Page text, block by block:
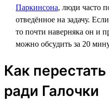
Паркинсона, люди часто
отведённое на задачу.
то почти наверняка он и
можно обсудить за 20
Как
ради Галочки